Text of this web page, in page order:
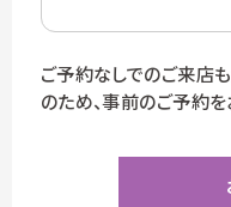
ご予約なしでのご来店
のため、事前のご予約を